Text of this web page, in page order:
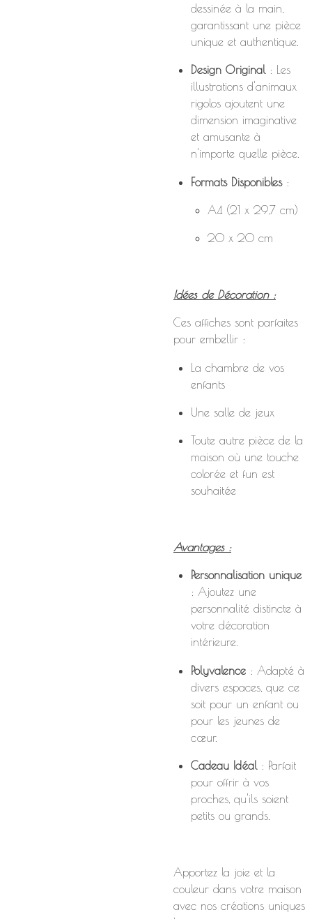
dessinée à la main,
garantissant une pièce
unique et authentique.
Design Original: Les
illustrations d'animaux
rigolos ajoutent une
dimension imaginative
et amusante à
n'importe quelle pièce.
Formats Disponibles:
A4 (21 x 29,7 cm)
20 x 20 cm
Idées de Décoration :
Ces affiches sont parfaites
pour embellir :
La chambre de vos
enfants
Une salle de jeux
Toute autre pièce de la
maison où une touche
colorée et fun est
souhaitée
Avantages :
Personnalisation unique
: Ajoutez une
personnalité distincte à
votre décoration
intérieure.
Polyvalence: Adapté à
divers espaces, que ce
soit pour un enfant ou
pour les jeunes de
cœur.
Cadeau Idéal: Parfait
pour offrir à vos
proches, qu'ils soient
petits ou grands.
Apportez la joie et la
couleur dans votre maison
avec nos créations uniques